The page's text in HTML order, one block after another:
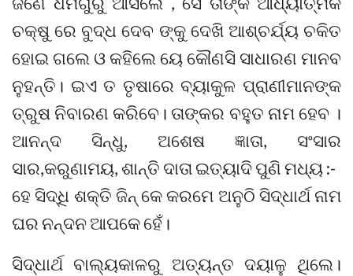
ଚକ୍ଷୁ ରେ ବୁଦ୍ଧ ଦେବ ଙ୍କୁ ଦେଖି ଆଶ୍ଚର୍ଯ୍ୟ ଚକିତ
ହୋଇ ଗଲେ ଓ କହିଲେ ୟେ କୌଣସି ସାଧାରଣ ମାନବ
ନୁହନ୍ତି। ଇଏ ତ ତୃଷାରେ ବ୍ୟାକୁଳ ପ୍ରାଣୀମାନଙ୍କ
ତ୍ରୁଷ ନିବାରଣ କରିବେ। ତାଙ୍କର ବହୁତ ନାମ ହେବ ।
ଆନନ୍ଦ ସିନ୍ଧୁ, ଅଶେଷ ଜ୍ଞାତା, ସଂସାର
ସାର,କରୁଣାମୟ, ଶାନ୍ତି ଦାତା ଇତ୍ୟାଦି ପୁଣି ମଧ୍ୟ :-
ହେ ସିଦ୍ଧି ଶକ୍ତି ଜିନ୍ କେ କରମେ ଅନୁଠି ସିଦ୍ଧାର୍ଥ ନାମ
ଘର ନନ୍ଦନ ଆପକେ ହେଁ।
ସିଦ୍ଧାର୍ଥ ବାଲ୍ୟକାଳରୁ ଅତ୍ୟନ୍ତ ଦୟାଳୁ ଥିଲେ।